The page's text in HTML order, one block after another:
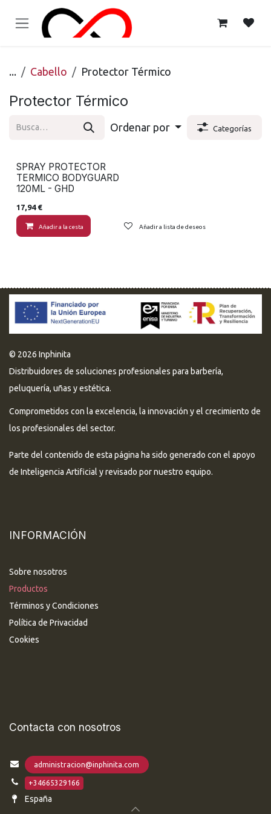
... Cabello Protector Térmico
Protector Térmico
Ordenar por Categorías
SPRAY PROTECTOR
TERMICO BODYGUARD
120ML - GHD
17,94€
Añadir a la cesta Añadir a lista de deseos
© 2026 Inphinita
Distribuidores de soluciones profesionales para barbería,
peluquería, uñas y estética.
Comprometidos con la excelencia, la innovación y el crecimiento de
los profesionales del sector.
Parte del contenido de esta página ha sido generado con el apoyo
de Inteligencia Artificial y revisado por nuestro equipo.
INFORMACIÓN
Sobre nosotros
Productos
Términos y Condiciones
Política de Privacidad
Cookies
Contacta con nosotros
administracion@inphinita.com
+34665329166
España